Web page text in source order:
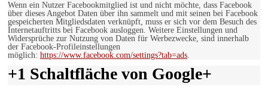
Wenn ein Nutzer Facebookmitglied ist und nicht möchte, dass Facebook
über dieses Angebot Daten über ihn sammelt und mit seinen bei Facebook
gespeicherten Mitgliedsdaten verknüpft, muss er sich vor dem Besuch des
Internetauftritts bei Facebook ausloggen. Weitere Einstellungen und
Widersprüche zur Nutzung von Daten für Werbezwecke, sind innerhalb
der Facebook-Profileinstellungen
möglich: https://www.facebook.com/settings?tab=ads.
+1 Schaltfläche von Google+